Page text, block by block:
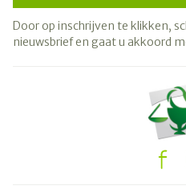
Door op inschrijven te klikken,
nieuwsbrief en gaat u akkoord